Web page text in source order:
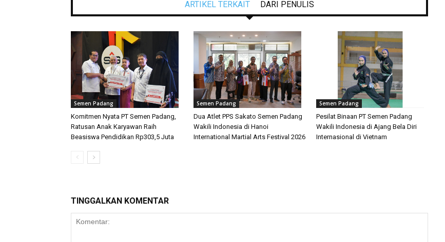
ARTIKEL TERKAIT DARI PENULIS
Semen Padang
Komitmen Nyata PT Semen Padang,
Ratusan Anak Karyawan Raih
Beasiswa Pendidikan Rp303,5 Juta
Semen Padang
Dua Atlet PPS Sakato Semen Padang
Wakili Indonesia di Hanoi
International Martial Arts Festival 2026
Semen Padang
Pesilat Binaan PT Semen Padang
Wakili Indonesia di Ajang Bela Diri
Internasional di Vietnam
TINGGALKAN KOMENTAR